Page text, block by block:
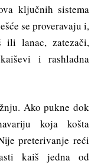
ključnih sistema
se proveravaju i,
ili lanac, zatezači,
i rashladna
Ako pukne dok
koja košta
preterivanje reći
kaiš jedna od